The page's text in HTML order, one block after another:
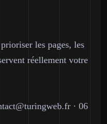
les pages, les
réellement votre
· 06